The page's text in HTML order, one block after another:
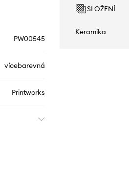
PW00545
vícebarevná
Printworks
SLOŽENÍ
Keramika